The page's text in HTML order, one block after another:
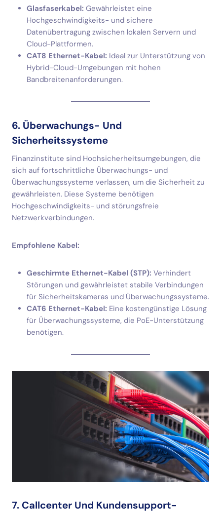
Glasfaserkabel: Gewährleistet eine
Hochgeschwindigkeits- und sichere
Datenübertragung zwischen lokalen Servern und
Cloud-Plattformen.
CAT8 Ethernet-Kabel: Ideal zur Unterstützung von
Hybrid-Cloud-Umgebungen mit hohen
Bandbreitenanforderungen.
6. Überwachungs- Und
Sicherheitssysteme
Finanzinstitute sind Hochsicherheitsumgebungen, die
sich auf fortschrittliche Überwachungs- und
Überwachungssysteme verlassen, um die Sicherheit zu
gewährleisten. Diese Systeme benötigen
Hochgeschwindigkeits- und störungsfreie
Netzwerkverbindungen.
Empfohlene Kabel:
Geschirmte Ethernet-Kabel (STP): Verhindert
Störungen und gewährleistet stabile Verbindungen
für Sicherheitskameras und Überwachungssysteme.
CAT6 Ethernet-Kabel: Eine kostengünstige Lösung
für Überwachungssysteme, die PoE-Unterstützung
benötigen.
7. Callcenter Und Kundensupport-